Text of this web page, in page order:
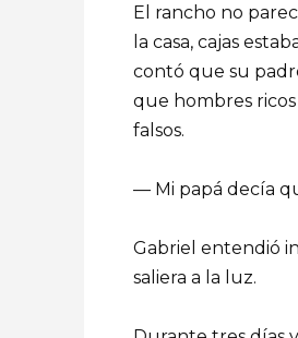
El rancho no
la casa, cajas
contó que su
que hombres
falsos.
— Mi papá decía
Gabriel entendió
saliera a la luz.